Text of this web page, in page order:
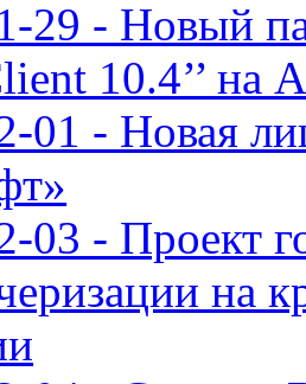
29 - Новый
10.4’’ на
01 - Новая
03 - Проект
на